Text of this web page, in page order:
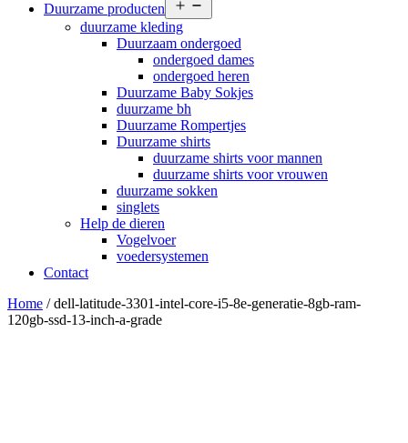
Duurzame producten
menu
duurzame kleding
Duurzaam ondergoed
ondergoed dames
ondergoed heren
Duurzame Baby Sokjes
duurzame bh
Duurzame Rompertjes
Duurzame shirts
duurzame shirts voor mannen
duurzame shirts voor vrouwen
duurzame sokken
singlets
Help de dieren
Vogelvoer
voedersystemen
Contact
Home / dell-latitude-3301-intel-core-i5-8e-generatie-8gb-ram-
120gb-ssd-13-inch-a-grade